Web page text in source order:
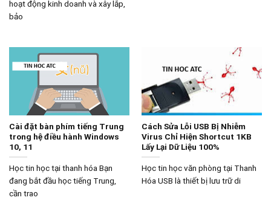
hoạt động kinh doanh và xây lắp,
bảo
Cài đặt bàn phím tiếng Trung
trong hệ điều hành Windows
10, 11
Học tin học tại thanh hóa Bạn
đang bắt đầu học tiếng Trung,
cần trao
Cách Sửa Lỗi USB Bị Nhiễm
Virus Chỉ Hiện Shortcut 1KB
Lấy Lại Dữ Liệu 100%
Học tin học văn phòng tại Thanh
Hóa USB là thiết bị lưu trữ di